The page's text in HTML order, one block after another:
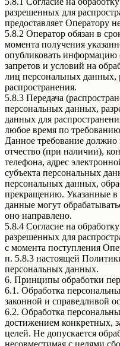
разрешенных для
предоставляет Оператору
5.8.2 Оператор обязан в
момента получения
опубликовать информацию
запретов и условий на
лиц персональных данных,
распространения.
5.8.3 Передача
персональных данных,
данных для
любое время по
Данное требование
отчество (при наличии),
телефона, адрес
субъекта персональных
персональных данных,
прекращению. Указанные в
данные могут
оно направлено.
5.8.4 Согласие на
разрешенных для
с момента поступления
п. 5.8.3 настоящей
персональных данных.
6. Принципы обработки
6.1. Обработка
законной и справедливой
6.2. Обработка
достижением конкретных,
целей. Не допускается
несовместимая с целями